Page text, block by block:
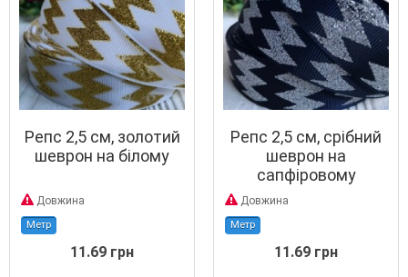
Репс 2,5 см, золотий
шеврон на білому
Довжина
Метр
11.69 грн
Репс 2,5 см, срібний
шеврон на
сапфіровому
Довжина
Метр
11.69 грн